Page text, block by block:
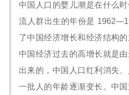
中国人口的婴儿潮是在什么
流人群出生的年份是
了中国经济增长和经济结构
中国经济过去的高增长就是
出来的，中国人口红利消失
一批人的年龄逐渐变长。中